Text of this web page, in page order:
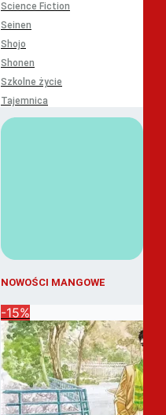
Science Fiction
Seinen
Shojo
Shonen
Szkolne życie
Tajemnica
NOWOŚCI MANGOWE
-15%